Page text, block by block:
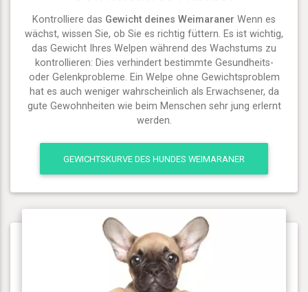
Kontrolliere das Gewicht deines Weimaraner Wenn es
wächst, wissen Sie, ob Sie es richtig füttern. Es ist wichtig,
das Gewicht Ihres Welpen während des Wachstums zu
kontrollieren: Dies verhindert bestimmte Gesundheits-
oder Gelenkprobleme. Ein Welpe ohne Gewichtsproblem
hat es auch weniger wahrscheinlich als Erwachsener, da
gute Gewohnheiten wie beim Menschen sehr jung erlernt
werden.
GEWICHTSKURVE DES HUNDES WEIMARANER